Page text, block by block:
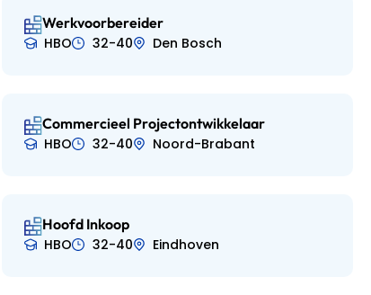
Werkvoorbereider
HBO
32-40 Den Bosch
Commercieel Projectontwikkelaar
HBO
32-40 Noord-Brabant
Hoofd Inkoop
HBO
32-40 Eindhoven